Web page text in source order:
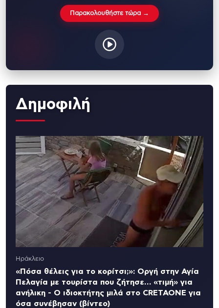
Παρακολουθήστε τώρα →
Δημοφιλή
Ηράκλειο
«Πόσα θέλεις για το κορίτσι;»: Οργή στην Αγία
Πελαγία με τουρίστα που ζήτησε… «τιμή» για
ανήλικη - Ο ιδιοκτήτης μιλά στο CRETAONE για
όσα συνέβησαν (βίντεο)